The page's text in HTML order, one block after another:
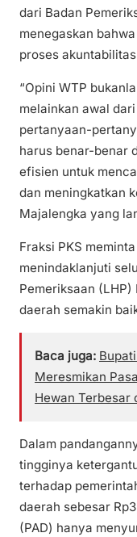
dari Badan
menegaskan
proses
“Opini WTP
melainkan awal
pertanyaan-
harus benar-benar
efisien untuk
dan meningkatkan
Majalengka yang
Fraksi PKS
menindaklanjuti
Pemeriksaan
daerah semakin
Baca juga:
Meresmikan
Hewan Terbesar
Dalam
tingginya
terhadap
daerah sebesar
(PAD) hanya